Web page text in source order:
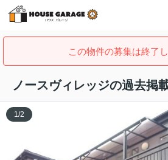
この物件の募集は終了し
ノースヴィレッジの過去掲
1/2